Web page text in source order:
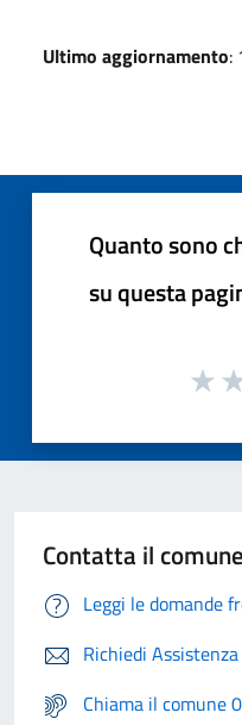
Ultimo aggiornamento:
Quanto sono
su questa
Contatta il comune
Leggi le domande
Richiedi Assistenza
Chiama il comune